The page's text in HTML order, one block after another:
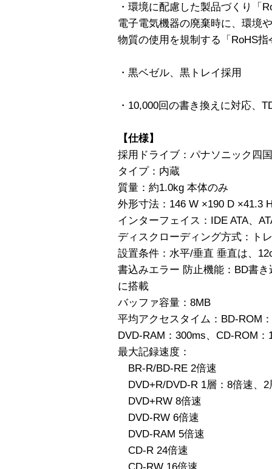
・環境に配慮した製品づくり「
電子電気機器の廃棄時に、環境
物質の使用を規制する「RoHS指
・黒ベゼル、黒トレイ採用
・10,000回の書き換えに対応、
【仕様】
採用ドライブ：パナソニック四
タイプ：内蔵
質量：約1.0kg 本体のみ
外形寸法：146 W ×190 D ×41.3
インターフェイス：IDE ATA、
ディスクローディング方式：ト
設置条件：水平/垂直 垂直は、
書込みエラー 防止機能：BD書
に搭載
バッファ容量：8MB
平均アクセスタイム：BD-ROM
DVD-RAM：300ms、CD-ROM：
最大記録速度：
BR-R/BD-RE 2倍速
DVD+R/DVD-R 1層：8倍速、2
DVD+RW 8倍速
DVD-RW 6倍速
DVD-RAM 5倍速
CD-R 24倍速